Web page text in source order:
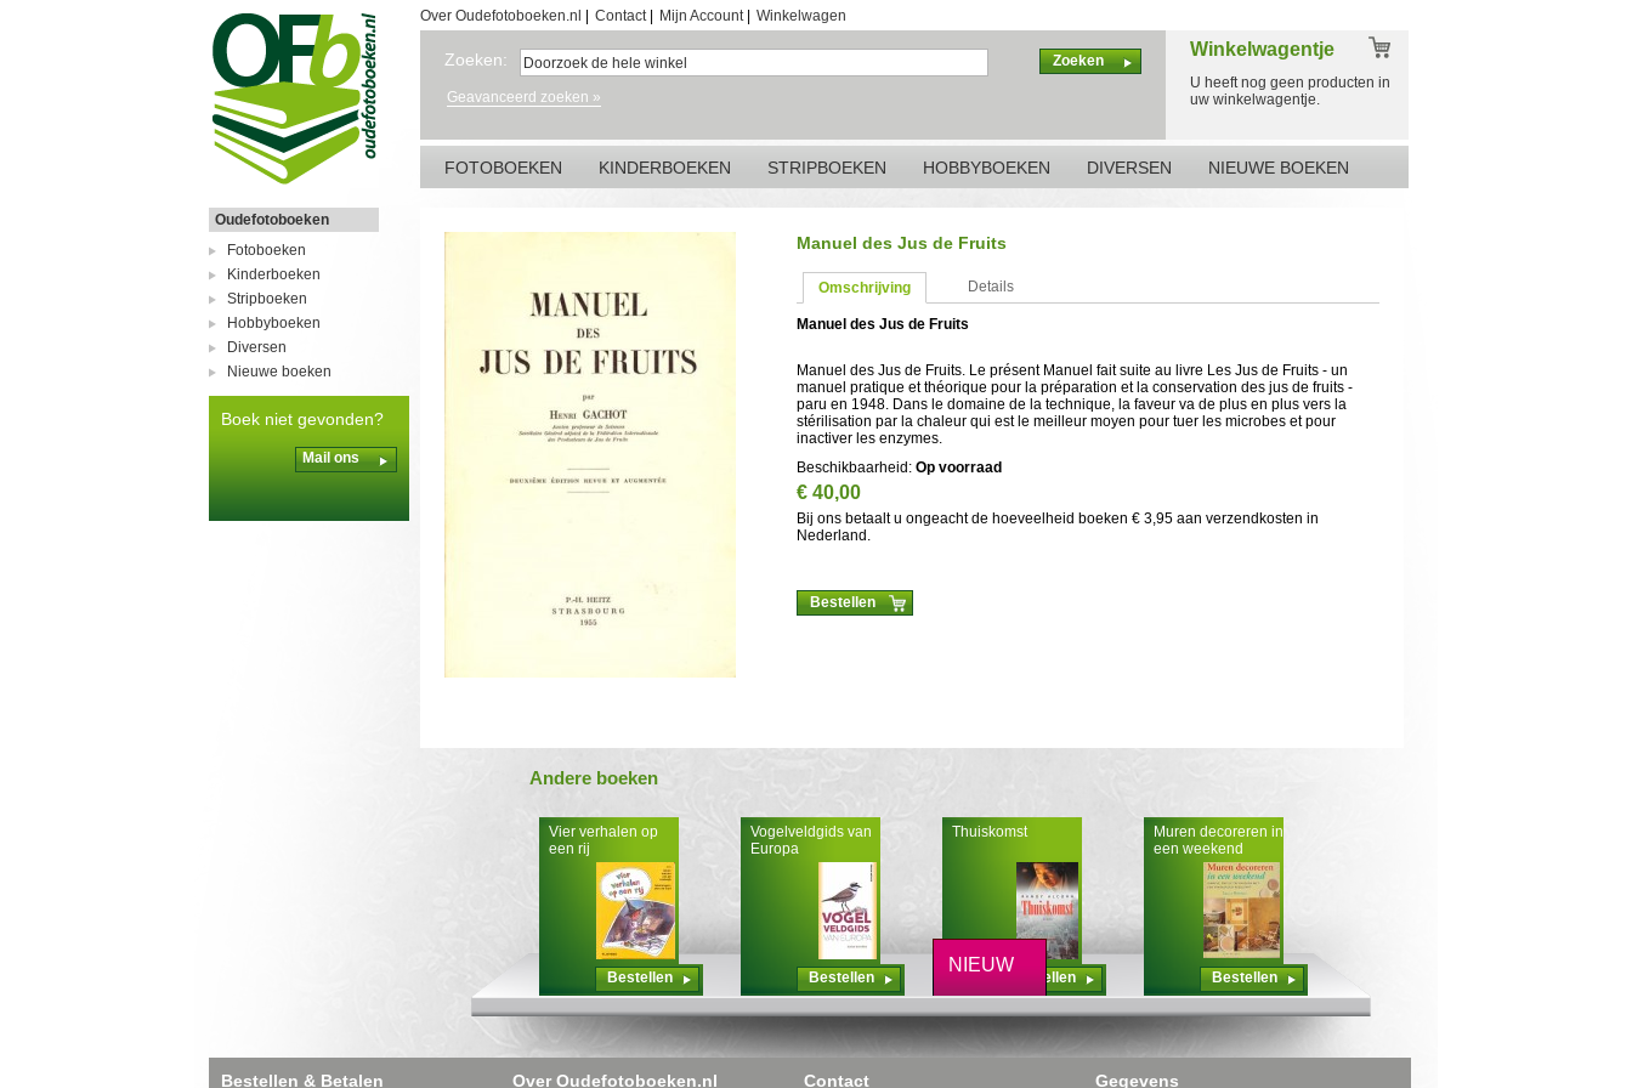
Over Oudefotoboeken.nl Contact| Mijn Account| Winkelwagen
Zoeken: Zoeken
Geavanceerd zoeken »
Winkelwagentje
U heeft nog geen producten in
uw winkelwagentje.
FOTOBOEKEN KINDERBOEKEN STRIPBOEKEN HOBBYBOEKEN DIVERSEN NIEUWE BOEKEN
Oudefotoboeken
Fotoboeken
Kinderboeken
Stripboeken
Hobbyboeken
Diversen
Nieuwe boeken
Boek niet gevonden?
Mail ons
Manuel des Jus de Fruits
Omschrijving Details
Manuel des Jus de Fruits
Manuel des Jus de Fruits. Le présent Manuel fait suite au livre Les Jus de Fruits - un
manuel pratique et théorique pour la préparation et la conservation des jus de fruits -
paru en 1948. Dans le domaine de la technique, la faveur va de plus en plus vers la
stérilisation par la chaleur qui est le meilleur moyen pour tuer les microbes et pour
inactiver les enzymes.
Beschikbaarheid: Op voorraad
€ 40,00
Bij ons betaalt u ongeacht de hoeveelheid boeken € 3,95 aan verzendkosten in
Nederland.
Bestellen
Andere boeken
Vier verhalen op
een rij
Bestellen
Vogelveldgids van
Europa
Bestellen
Thuiskomst
Bestellen
NIEUW
Muren decoreren in
een weekend
Bestellen
Bestellen & Betalen Over Oudefotoboeken.nl Contact Gegevens